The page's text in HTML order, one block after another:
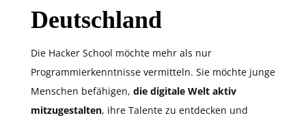
Deutschland
Die Hacker School möchte mehr als nur
Programmierkenntnisse vermitteln. Sie möchte junge
Menschen befähigen, die digitale Welt aktiv
mitzugestalten, ihre Talente zu entdecken und